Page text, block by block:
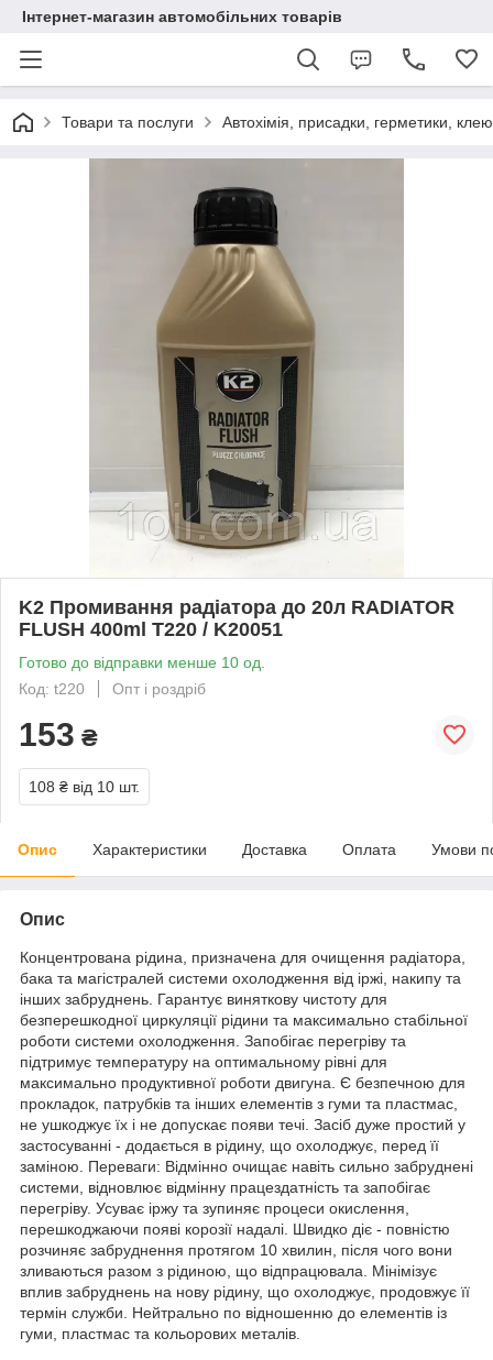
Інтернет-магазин автомобільних товарів
Товари та послуги Автохімія, присадки, герметики,
K2 Промивання радіатора до 20л RADIATOR
FLUSH 400ml T220 / K20051
Готово до відправки менше 10 од.
Код: t220
Опт і роздріб
153 ₴
108 ₴ від 10 шт.
Опис Характеристики Доставка Оплата Умови
Опис
Концентрована рідина, призначена для очищення радіатора,
бака та магістралей системи охолодження від іржі, накипу та
інших забруднень. Гарантує виняткову чистоту для
безперешкодної циркуляції рідини та максимально стабільної
роботи системи охолодження. Запобігає перегріву та
підтримує температуру на оптимальному рівні для
максимально продуктивної роботи двигуна. Є безпечною для
прокладок, патрубків та інших елементів з гуми та пластмас,
не ушкоджує їх і не допускає появи течі. Засіб дуже простий у
застосуванні - додається в рідину, що охолоджує, перед її
заміною. Переваги: Відмінно очищає навіть сильно забруднені
системи, відновлює відмінну працездатність та запобігає
перегріву. Усуває іржу та зупиняє процеси окислення,
перешкоджаючи появі корозії надалі. Швидко діє - повністю
розчиняє забруднення протягом 10 хвилин, після чого вони
зливаються разом з рідиною, що відпрацювала. Мінімізує
вплив забруднень на нову рідину, що охолоджує, продовжує її
термін служби. Нейтрально по відношенню до елементів із
гуми, пластмас та кольорових металів.